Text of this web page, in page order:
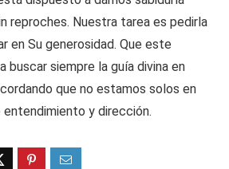
reproches. Nuestra tarea es pedirla
en Su generosidad. Que este
buscar siempre la guía divina en
que no estamos solos en
y dirección.